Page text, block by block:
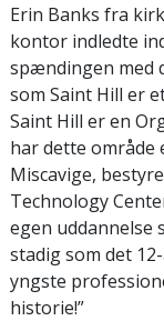
Erin Banks fra
kontor indledte
spændingen med
som Saint Hill er
Saint Hill er en
har dette område
Miscavige,
Technology
egen uddannelse
stadig som det
yngste
historie!”